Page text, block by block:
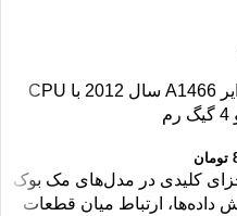
مادربرد اصلی لپ تاپ مک بوک ایر A1466 سال 2012 با CPU
تومان
کلیدی در مدل‌های مک بوک
داده‌ها، ارتباط میان قطعات